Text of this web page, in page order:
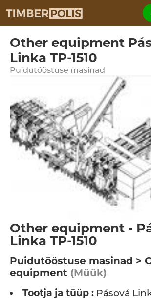
Other equipment
Linka TP-1510
Puidutööstuse masinad
Other equipment -
Linka TP-1510
Puidutööstuse masinad >
equipment (Müük)
Tootja ja tüüp : Pásová